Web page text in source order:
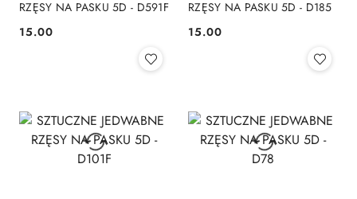
RZĘSY NA PASKU 5D - D591F
Cena:
15.00
RZĘSY NA PASKU 5D - D185
Cena:
15.00